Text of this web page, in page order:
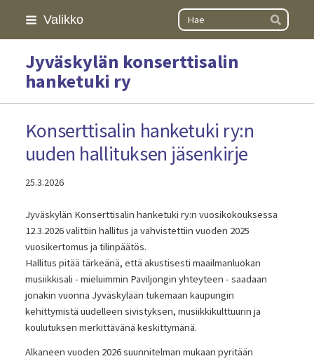
Siirry
Valikko Haku
Hae
Jyväskylän konserttisalin
hanketuki ry
Konserttisalin hanketuki ry:n
uuden hallituksen jäsenkirje
25.3.2026
Jyväskylän Konserttisalin hanketuki ry:n vuosikokouksessa
12.3.2026 valittiin hallitus ja vahvistettiin vuoden 2025
vuosikertomus ja tilinpäätös.
Hallitus pitää tärkeänä, että akustisesti maailmanluokan
musiikkisali - mieluimmin Paviljongin yhteyteen - saadaan
jonakin vuonna Jyväskylään tukemaan kaupungin
kehittymistä uudelleen sivistyksen, musiikkikulttuurin ja
koulutuksen merkittävänä keskittymänä.
Alkaneen vuoden 2026 suunnitelman mukaan pyritään